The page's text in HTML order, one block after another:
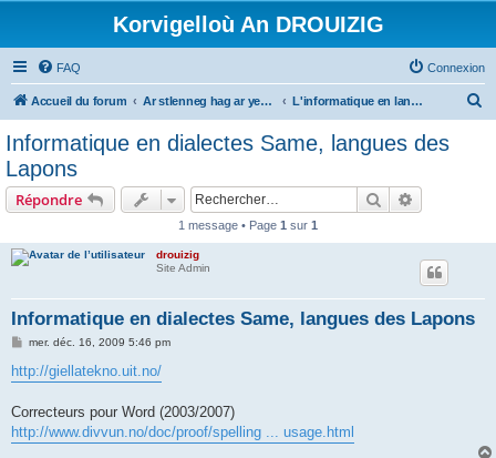
Korvigelloù An DROUIZIG
FAQ Connexion
Accueil du forum Ar stlenneg hag ar yezhoù bihan er bed a-bezh L'informatique en langues régionales et minoritaires
Informatique en dialectes Same, langues des
Lapons
Répondre Rechercher
1 message • Page 1 sur 1
drouizig
Site Admin
Informatique en dialectes Same, langues des Lapons
M
s
s
g
e
mer. déc. 16, 2009 5:46 pm
http://giellatekno.uit.no/
Correcteurs pour Word (2003/2007)
http://www.divvun.no/doc/proof/spelling ... usage.html